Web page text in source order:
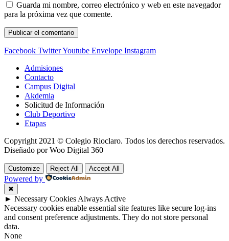
Guarda mi nombre, correo electrónico y web en este navegador
para la próxima vez que comente.
Facebook TwitterYoutube Envelope Instagram
Admisiones
Contacto
Campus Digital
Akdemia
Solicitud de Información
Club Deportivo
Etapas
Copyright 2021 © Colegio Rioclaro. Todos los derechos reservados.
Diseñado por Woo Digital 360
Customize Reject All Accept All
Powered by
✖
► Necessary CookiesAlways Active
Necessary cookies enable essential site features like secure log-ins
and consent preference adjustments. They do not store personal
data.
None